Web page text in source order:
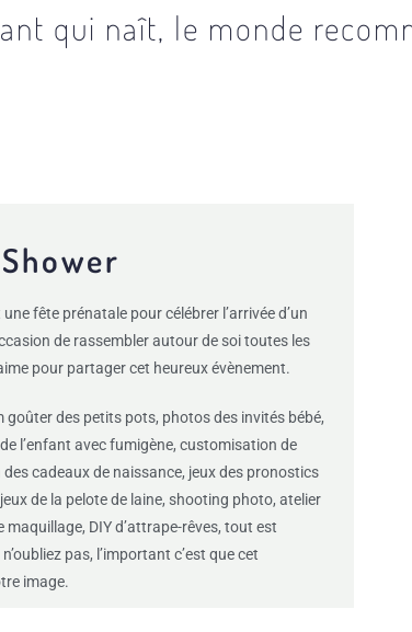
qui naît, le monde
fête prénatale pour célébrer l’arrivée d’un
de rassembler autour de soi toutes les
pour partager cet heureux évènement.
goûter des petits pots, photos des invités bébé,
l’enfant avec fumigène, customisation de
cadeaux de naissance, jeux des pronostics
de la pelote de laine, shooting photo, atelier
maquillage, DIY d’attrape-rêves, tout est
pas, l’important c’est que cet
image.